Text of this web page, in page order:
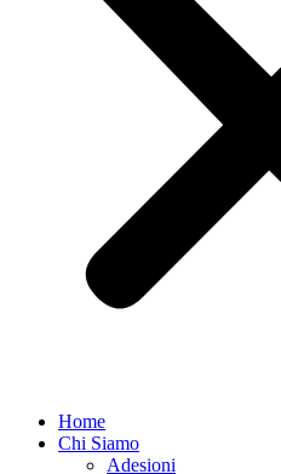
Home
Chi Siamo
Adesioni